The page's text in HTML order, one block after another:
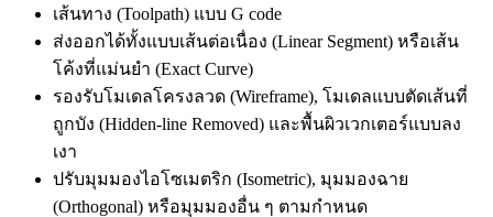
เส้นทาง (Toolpath) แบบ G code
ส่งออกได้ทั้งแบบเส้นต่อเนื่อง (Linear Segment) หรือเส้น
โค้งที่แม่นยำ (Exact Curve)
รองรับโมเดลโครงลวด (Wireframe), โมเดลแบบตัดเส้นที่
ถูกบัง (Hidden-line Removed) และพื้นผิวเวกเตอร์แบบลง
เงา
ปรับมุมมองไอโซเมตริก (Isometric), มุมมองฉาย
(Orthogonal) หรือมุมมองอื่น ๆ ตามกำหนด